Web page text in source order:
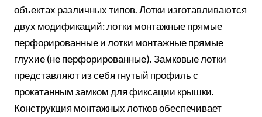
объектах различных типов. Лотки изготавливаются
двух модификаций: лотки монтажные прямые
перфорированные и лотки монтажные прямые
глухие (не перфорированные). Замковые лотки
представляют из себя гнутый профиль с
прокатанным замком для фиксации крышки.
Конструкция монтажных лотков обеспечивает